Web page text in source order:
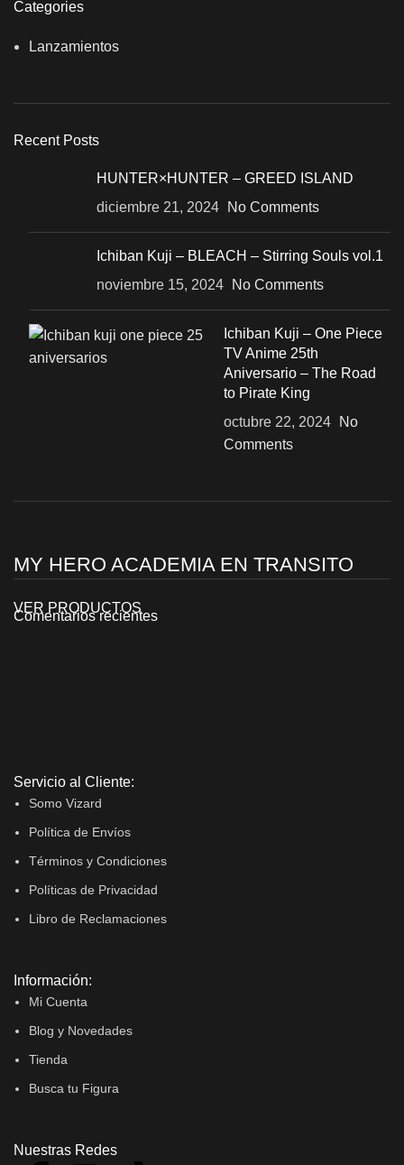
Categories
Lanzamientos
Recent Posts
HUNTER×HUNTER – GREED ISLAND
diciembre 21, 2024
No Comments
Ichiban Kuji – BLEACH – Stirring Souls vol.1
noviembre 15, 2024
No Comments
Ichiban Kuji – One Piece
TV Anime 25th
Aniversario – The Road
to Pirate King
octubre 22, 2024
No
Comments
MY HERO ACADEMIA EN TRANSITO
VER PRODUCTOS
Comentarios recientes
Servicio al Cliente:
Somo Vizard
Política de Envíos
Términos y Condiciones
Políticas de Privacidad
Libro de Reclamaciones
Información:
Mi Cuenta
Blog y Novedades
Tienda
Busca tu Figura
Nuestras Redes